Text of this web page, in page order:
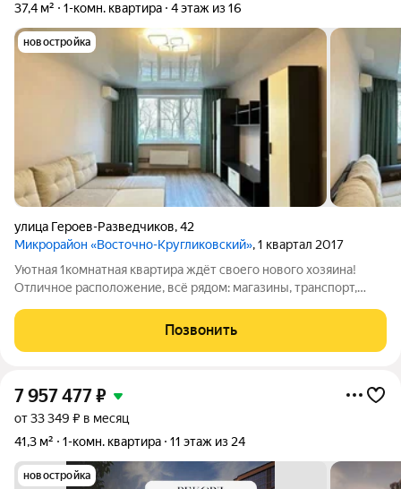
37,4 м² 1-комн. квартира 4 этаж из 16
новостройка
улица Героев-Разведчиков,42
Микрорайон «Восточно-Кругликовский», 1 квартал 2017
Уютная 1комнатная квартира ждёт своего нового хозяина!
Отличное расположение, всё рядом: магазины, транспорт,
квартиру: Никаких дополнительных вложений; остаётся вся
Позвонить
7 957 477₽
от 33 349 ₽ в месяц
41,3 м²
1-комн. квартира 11 этаж из 24
новостройка